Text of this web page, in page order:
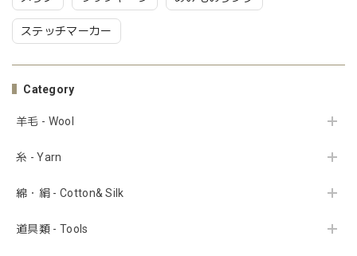
ステッチマーカー
Category
羊毛 - Wool
糸 - Yarn
綿・絹 - Cotton& Silk
道具類 - Tools